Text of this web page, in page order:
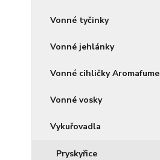
Vonné tyčinky
Vonné jehlánky
Vonné cihličky Aromafume
Vonné vosky
Vykuřovadla
Pryskyřice